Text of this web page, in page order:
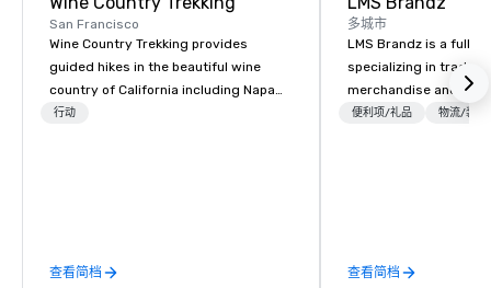
San Francisco
Wine Country Trekking provides
guided hikes in the beautiful wine
country of California including Napa
and Sonoma Valleys. These
day hikes we provide luxury self-
行动
查看简档
多城市
LMS Brandz is a full-
specializing in trade
merchandise and
booth giveaways and
years of industry
便利项/礼品 物流/装饰
查看简档